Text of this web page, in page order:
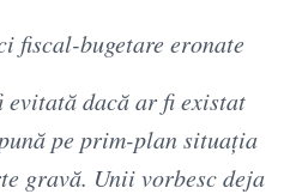
fiscal-bugetare eronate
dacă ar fi existat
pe prim-plan situația
gravă. Unii vorbesc deja